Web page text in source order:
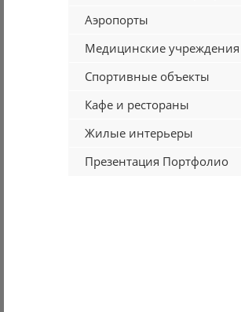
Аэропорты
Медицинские учреждения
Спортивные объекты
Кафе и рестораны
Жилые интерьеры
Презентация Портфолио